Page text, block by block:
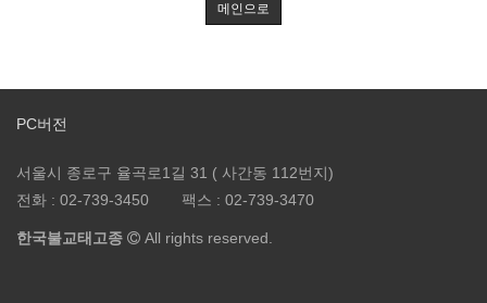
메인으로
PC버전
서울시 종로구 율곡로1길 31 ( 사간동 112번지)
전화 : 02-739-3450 팩스 : 02-739-3470
한국불교태고종 All rights reserved.